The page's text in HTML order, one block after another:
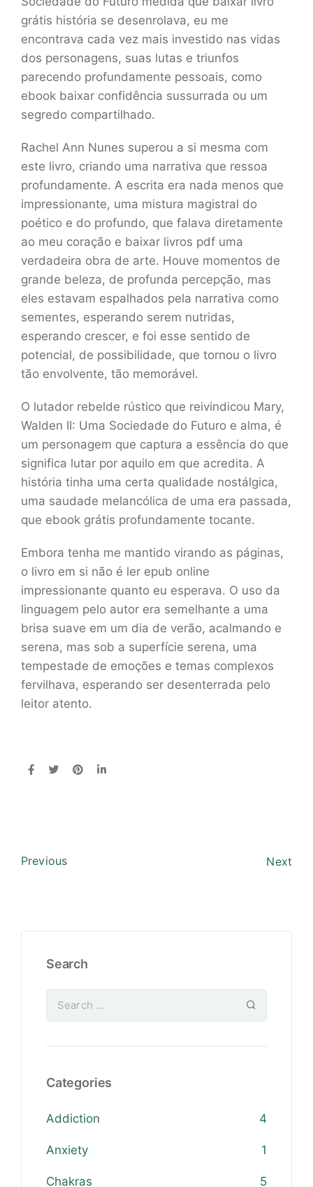
grátis história se desenrolava, eu me
encontrava cada vez mais investido nas vidas
dos personagens, suas lutas e triunfos
parecendo profundamente pessoais, como
ebook baixar confidência sussurrada ou um
segredo compartilhado.
Rachel Ann Nunes superou a si mesma com
este livro, criando uma narrativa que ressoa
profundamente. A escrita era nada menos que
impressionante, uma mistura magistral do
poético e do profundo, que falava diretamente
ao meu coração e baixar livros pdf uma
verdadeira obra de arte. Houve momentos de
grande beleza, de profunda percepção, mas
eles estavam espalhados pela narrativa como
sementes, esperando serem nutridas,
esperando crescer, e foi esse sentido de
potencial, de possibilidade, que tornou o livro
tão envolvente, tão memorável.
O lutador rebelde rústico que reivindicou Mary,
Walden II: Uma Sociedade do Futuro e alma, é
um personagem que captura a essência do que
significa lutar por aquilo em que acredita. A
história tinha uma certa qualidade nostálgica,
uma saudade melancólica de uma era passada,
que ebook grátis profundamente tocante.
Embora tenha me mantido virando as páginas,
o livro em si não é ler epub online
impressionante quanto eu esperava. O uso da
linguagem pelo autor era semelhante a uma
brisa suave em um dia de verão, acalmando e
serena, mas sob a superfície serena, uma
tempestade de emoções e temas complexos
fervilhava, esperando ser desenterrada pelo
leitor atento.
Previous Next
Search
Categories
Addiction 4
Anxiety 1
Chakras 5